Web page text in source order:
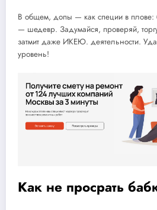
В общем, допы — как специи в плове:
— шедевр. Задумайся, проверяй,
затмит даже ИКЕЮ. деятельности.
уровень!
Как не просрать